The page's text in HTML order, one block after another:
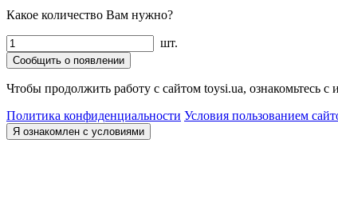
Какое количество Вам нужно?
шт.
Сообщить о появлении
Чтобы продолжить работу с сайтом toysi.ua, ознакомьтесь
Политика конфиденциальности Условия пользованием
Я ознакомлен с условиями